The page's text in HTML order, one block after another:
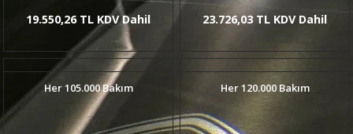
19.550,26 TL KDV Dahil 23.726,03 TL KDV Dahil
Her 105.000 Bakım Her 120.000 Bakım